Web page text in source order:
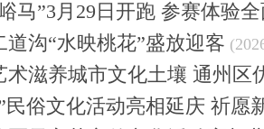
式体验(2026.3.15 23:07)
马”3月29日开跑 参赛体验
道沟“水映桃花”盛放迎客
术滋养城市文化土壤 通州区
场收官(2026.3.11 21:13)
民俗文化活动亮相延庆 祈愿